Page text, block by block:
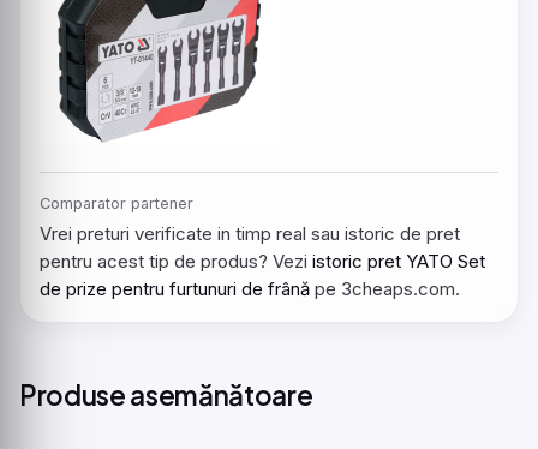
Comparator partener
Vrei preturi verificate in timp real sau istoric de pret
pentru acest tip de produs? Vezi istoric pret YATO Set
de prize pentru furtunuri de frână pe 3cheaps.com.
Produse asemănătoare